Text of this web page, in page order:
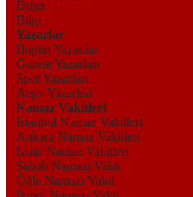
Diğer
Bilgi
Yazarlar
Bugün Yazanlar
Gazete Yazarları
Spor Yazarları
Arşiv Yazarları
Namaz Vakitleri
İstanbul Namaz Vakitleri
Ankara Namaz Vakitleri
İzmir Namaz Vakitleri
Sabah Namazı Vakti
Öğle Namazı Vakti